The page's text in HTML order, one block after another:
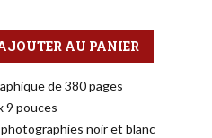
AU PANIER
de 380 pages
9 pouces
noir et blanc